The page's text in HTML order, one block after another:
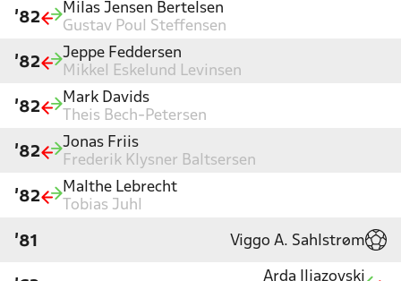
'82
Milas Jensen Bertelsen
Gustav Poul Steffensen
'82
Jeppe Feddersen
Mikkel Eskelund Levinsen
'82
Mark Davids
Theis Bech-Petersen
'82
Jonas Friis
Frederik Klysner Baltsersen
'82
Malthe Lebrecht
Tobias Juhl
'81 Viggo A. Sahlstrøm
Arda Iljazovski